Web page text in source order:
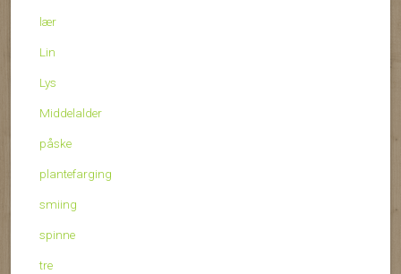
lær
Lin
Lys
Middelalder
påske
plantefarging
smiing
spinne
tre